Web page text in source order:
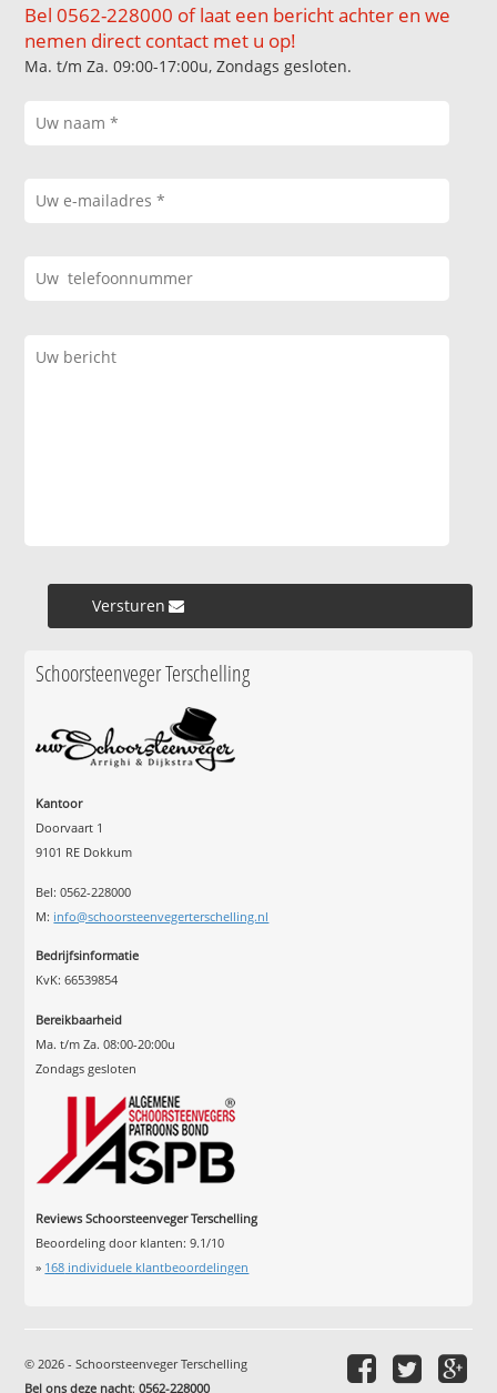
Bel 0562-228000 of laat een bericht achter en we
nemen direct contact met u op!
Ma. t/m Za. 09:00-17:00u, Zondags gesloten.
Versturen »
Schoorsteenveger Terschelling
Kantoor
Doorvaart 1
9101 RE Dokkum
Bel: 0562-228000
M: info@schoorsteenvegerterschelling.nl
Bedrijfsinformatie
KvK: 66539854
Bereikbaarheid
Ma. t/m Za. 08:00-20:00u
Zondags gesloten
Reviews Schoorsteenveger Terschelling
Beoordeling door klanten:9.1/10
» 168 individuele klantbeoordelingen
© 2026 - Schoorsteenveger Terschelling
Bel ons deze nacht:0562-228000